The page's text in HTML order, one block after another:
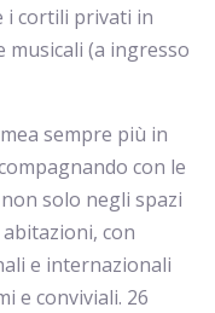
i cortili privati in
musicali (a ingresso
sempre più in
con le
solo negli spazi
con
e internazionali
e conviviali. 26